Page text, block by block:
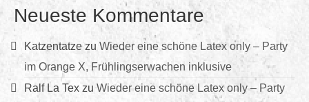
Neueste Kommentare
Katzentatze zu Wieder eine schöne Latex only – Party
im Orange X, Frühlingserwachen inklusive
Ralf La Tex zu Wieder eine schöne Latex only – Party